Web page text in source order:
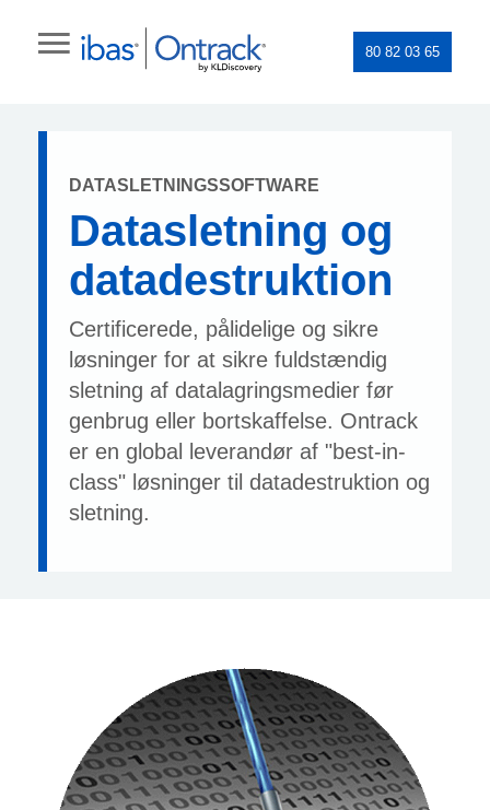
80 82 03 65
DATASLETNINGSSOFTWARE
Datasletning og
datadestruktion
Certificerede, pålidelige og sikre
løsninger for at sikre fuldstændig
sletning af datalagringsmedier før
genbrug eller bortskaffelse. Ontrack
er en global leverandør af "best-in-
class" løsninger til datadestruktion og
sletning.